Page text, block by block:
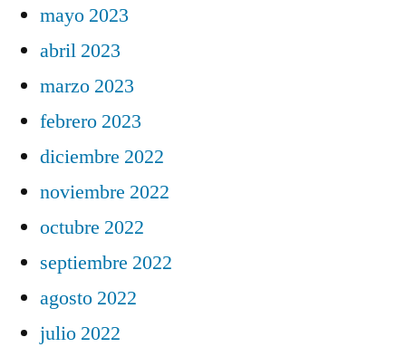
mayo 2023
abril 2023
marzo 2023
febrero 2023
diciembre 2022
noviembre 2022
octubre 2022
septiembre 2022
agosto 2022
julio 2022